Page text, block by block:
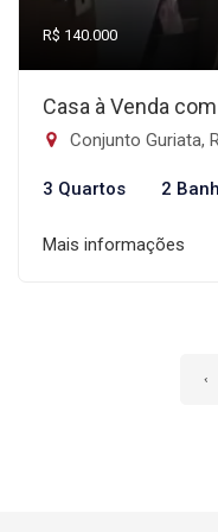
R$ 140.000
Casa à Venda
Conjunto Guriata,
3 Quartos 2
Mais informações
‹